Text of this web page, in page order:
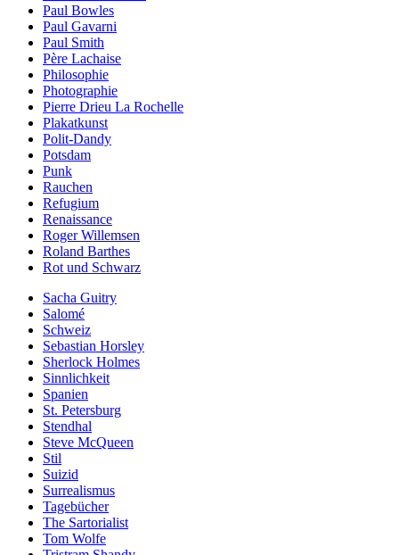
Paul Bowles
Paul Gavarni
Paul Smith
Père Lachaise
Philosophie
Photographie
Pierre Drieu La Rochelle
Plakatkunst
Polit-Dandy
Potsdam
Punk
Rauchen
Refugium
Renaissance
Roger Willemsen
Roland Barthes
Rot und Schwarz
Sacha Guitry
Salomé
Schweiz
Sebastian Horsley
Sherlock Holmes
Sinnlichkeit
Spanien
St. Petersburg
Stendhal
Steve McQueen
Stil
Suizid
Surrealismus
Tagebücher
The Sartorialist
Tom Wolfe